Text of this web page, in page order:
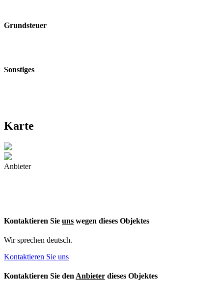
Grundsteuer
Sonstiges
Karte
Anbieter
Kontaktieren Sie uns wegen dieses Objektes
Wir sprechen deutsch.
Kontaktieren Sie uns
Kontaktieren Sie den Anbieter dieses Objektes